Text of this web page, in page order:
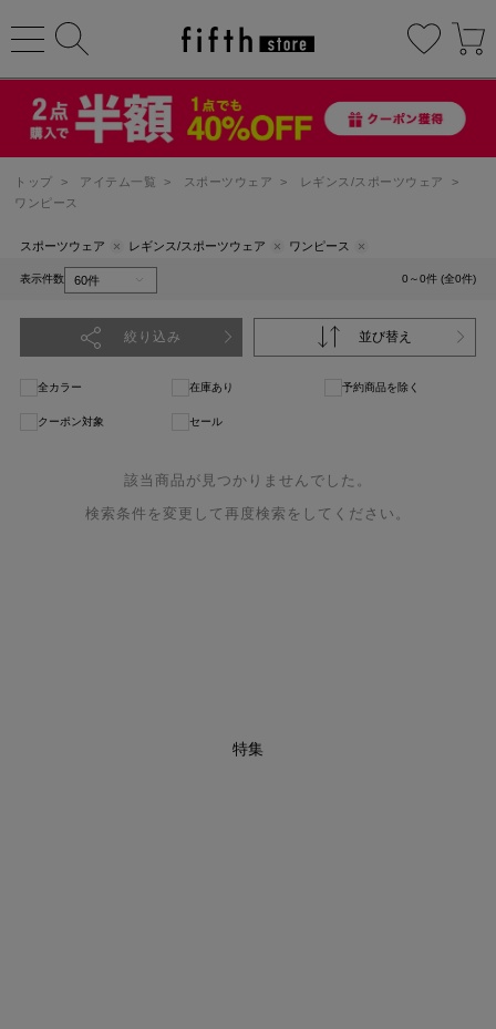
トップ > アイテム一覧 > スポーツウェア > レギンス/スポーツウェア
>
ワンピース
スポーツウェア レギンス/スポーツウェア ワンピース
表示件数 0～0件 (全0件)
絞り込み 並び替え
全カラー 在庫あり 予約商品を除く
クーポン対象 セール
該当商品が見つかりませんでした。
検索条件を変更して再度検索をしてください。
特集